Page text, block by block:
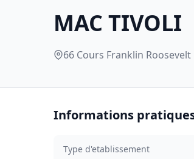
MAC TIVOLI
66 Cours Franklin Roosevelt
Informations
Type d'etablissement